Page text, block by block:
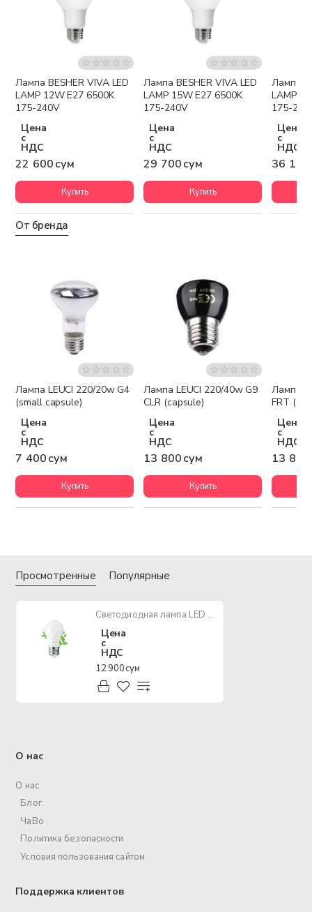
Лампа BESHER VIVA LED
LAMP 12W E27 6500K
175-240V
Цена
с
НДС
22 600 сум
Купить
Лампа BESHER VIVA LED
LAMP 15W E27 6500K
175-240V
Цена
с
НДС
29 700 сум
Купить
Лампа
LAMP
175-
Цена
с
НДС
36 100
От бренда
Лампа LEUCI 220/20w G4
(small capsule)
Цена
с
НДС
7 400 сум
Купить
Лампа LEUCI 220/40w G9
CLR (capsule)
Цена
с
НДС
13 800 сум
Купить
Лампа
FRT
Цена
с
НДС
13 800
Просмотренные Популярные
Светодиодная лампа LED Classic A50-M 5W E27 3000К ELT
Цена
с
НДС
12 900 сум
О нас
О нас
Блог
ЧаВо
Политика безопасности
Условия пользования сайтом
Поддержка клиентов